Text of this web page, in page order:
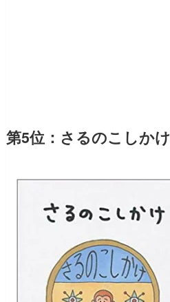
第5位：さるのこしかけ